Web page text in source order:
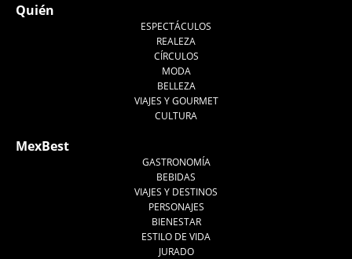
Quién
ESPECTÁCULOS
REALEZA
CÍRCULOS
MODA
BELLEZA
VIAJES Y GOURMET
CULTURA
MexBest
GASTRONOMÍA
BEBIDAS
VIAJES Y DESTINOS
PERSONAJES
BIENESTAR
ESTILO DE VIDA
JURADO